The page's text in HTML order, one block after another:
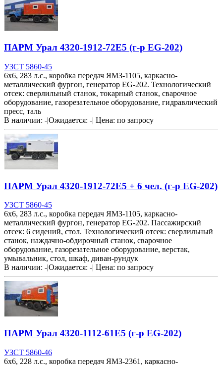
ПАРМ Урал 4320-1912-72Е5 (г-р EG-202)
УЗСТ 5860-45
6х6, 283 л.с., коробка передач ЯМЗ-1105, каркасно-
металлический фургон, генератор EG-202. Технологический
отсек: сверлильный станок, токарный станок, сварочное
оборудование, газорезательное оборудование, гидравлический
пресс, таль
В наличии: -|Ожидается: -| Цена: по запросу
ПАРМ Урал 4320-1912-72Е5 + 6 чел. (г-р EG-202)
УЗСТ 5860-45
6х6, 283 л.с., коробка передач ЯМЗ-1105, каркасно-
металлический фургон, генератор EG-202. Пассажирский
отсек: 6 сидений, стол. Технологический отсек: сверлильный
станок, наждачно-обдирочный станок, сварочное
оборудование, газорезательное оборудование, верстак,
умывальник, стол, шкаф, диван-рундук
В наличии: -|Ожидается: -| Цена: по запросу
ПАРМ Урал 4320-1112-61Е5 (г-р EG-202)
УЗСТ 5860-46
6х6, 228 л.с., коробка передач ЯМЗ-2361, каркасно-